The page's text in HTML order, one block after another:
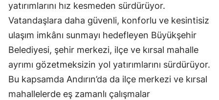
yatırımlarını hız kesmeden sürdürüyor.
Vatandaşlara daha güvenli, konforlu ve kesintisiz
ulaşım imkânı sunmayı hedefleyen Büyükşehir
Belediyesi, şehir merkezi, ilçe ve kırsal mahalle
ayrımı gözetmeksizin yol yatırımlarını sürdürüyor.
Bu kapsamda Andırın’da da ilçe merkezi ve kırsal
mahallelerde eş zamanlı çalışmalar